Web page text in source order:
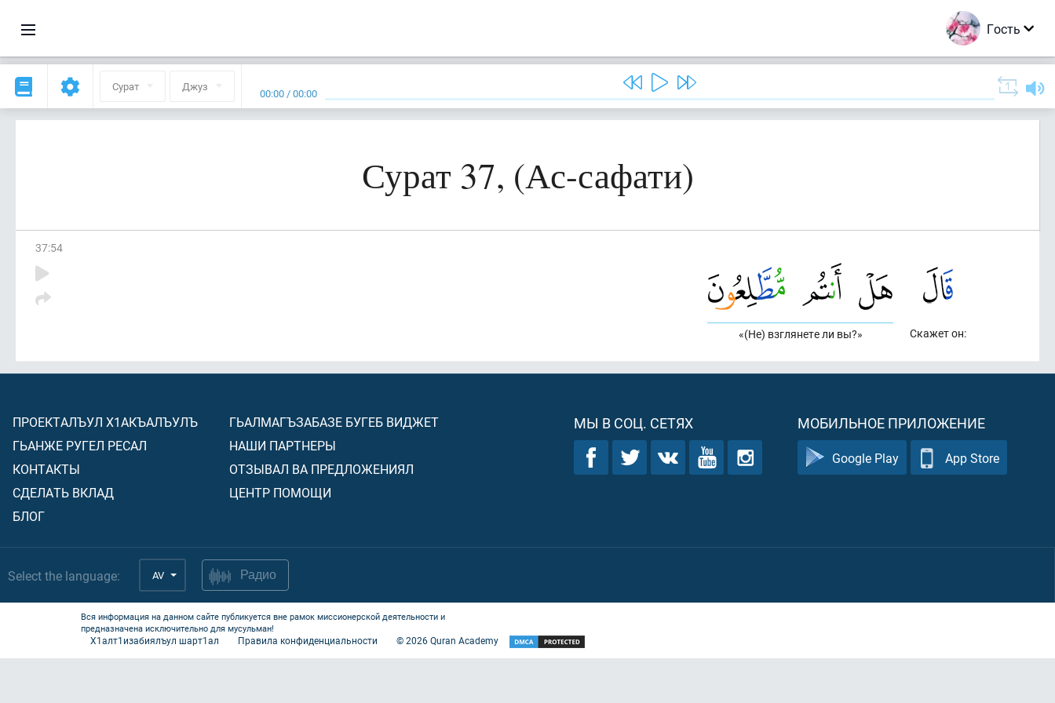
Гость
Сурат Джуз 00:00 /00:00
Сурат 37, (Ас-сафати)
37:54
Скажет он:
«(Не) взглянете ли вы?»
ПРОЕКТАЛЪУЛ Х1АКЪАЛЪУЛЪ
ГЬАНЖЕ РУГЕЛ РЕСАЛ
КОНТАКТЫ
СДЕЛАТЬ ВКЛАД
БЛОГ
ГЬАЛМАГЪЗАБАЗЕ БУГЕБ ВИДЖЕТ
НАШИ ПАРТНЕРЫ
ОТЗЫВАЛ ВА ПРЕДЛОЖЕНИЯЛ
ЦЕНТР ПОМОЩИ
МЫ В СОЦ. СЕТЯХ МОБИЛЬНОЕ ПРИЛОЖЕНИЕ
Google Play App Store
Select the language: AV Радио
Вся информация на данном сайте публикуется вне рамок миссионерской деятельности и
предназначена исключительно для мусульман!
Х1алт1изабиялъул шарт1ал Правила конфиденциальности ©2026Quran Academy